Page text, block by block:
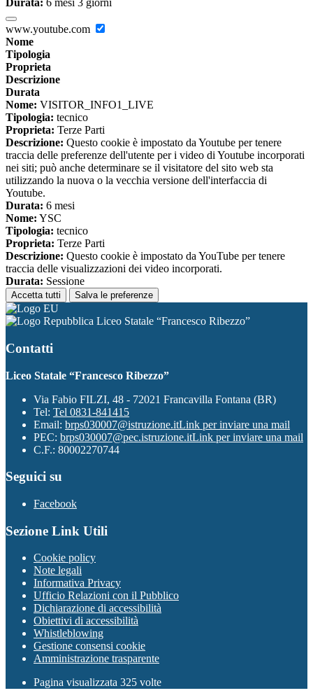
Durata: 6 mesi 3 giorni
www.youtube.com
Nome
Tipologia
Proprieta
Descrizione
Durata
Nome: VISITOR_INFO1_LIVE
Tipologia: tecnico
Proprieta: Terze Parti
Descrizione: Questo cookie è impostato da Youtube per tenere
traccia delle preferenze dell'utente per i video di Youtube incorporati
nei siti; può anche determinare se il visitatore del sito web sta
utilizzando la nuova o la vecchia versione dell'interfaccia di
Youtube.
Durata: 6 mesi
Nome: YSC
Tipologia: tecnico
Proprieta: Terze Parti
Descrizione: Questo cookie è impostato da YouTube per tenere
traccia delle visualizzazioni dei video incorporati.
Durata: Sessione
Accetta tutti Salva le preferenze
Liceo Statale “Francesco Ribezzo”
Contatti
Liceo Statale “Francesco Ribezzo”
Via Fabio FILZI, 48 - 72021 Francavilla Fontana (BR)
Tel: Tel 0831-841415
Email: brps030007@istruzione.itLink per inviare una mail
PEC: brps030007@pec.istruzione.itLink per inviare una mail
C.F.: 80002270744
Seguici su
Facebook
Sezione Link Utili
Cookie policy
Note legali
Informativa Privacy
Ufficio Relazioni con il Pubblico
Dichiarazione di accessibilità
Obiettivi di accessibilità
Whistleblowing
Gestione consensi cookie
Amministrazione trasparente
Pagina visualizzata 325 volte